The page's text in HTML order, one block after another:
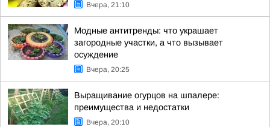
Вчера, 21:10
Модные антитренды: что украшает
загородные участки, а что вызывает
осуждение
Вчера, 20:25
Выращивание огурцов на шпалере:
преимущества и недостатки
Вчера, 20:10